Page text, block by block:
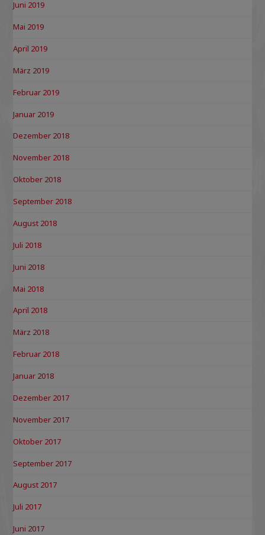
Juni 2019
Mai 2019
April 2019
März 2019
Februar 2019
Januar 2019
Dezember 2018
November 2018
Oktober 2018
September 2018
August 2018
Juli 2018
Juni 2018
Mai 2018
April 2018
März 2018
Februar 2018
Januar 2018
Dezember 2017
November 2017
Oktober 2017
September 2017
August 2017
Juli 2017
Juni 2017